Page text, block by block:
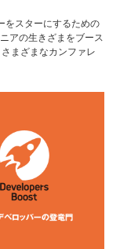
をスターにするための
アの生きざまをブース
まざまなカンファレ